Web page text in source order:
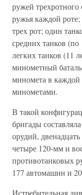
ружей трехротного
ружья каждой
трех рот; один
средних танков
легких танков (11
минометный
миномета в
минометами.
В такой
бригады
орудий,
четыре 120-мм и
противотанковых
177 автомашин и
Истребительная